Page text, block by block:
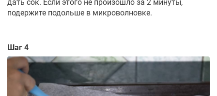
дать сок. Если этого не произошло за 2 минуты,
подержите подольше в микроволновке.
Шаг 4